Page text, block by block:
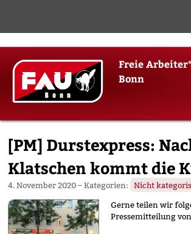
content
Freie
Bonn
[PM] Durstexpress:
Klatschen kommt die
4. November 2020– Kategorien:
Nicht
Gerne teilen wir
Pressemitteilung